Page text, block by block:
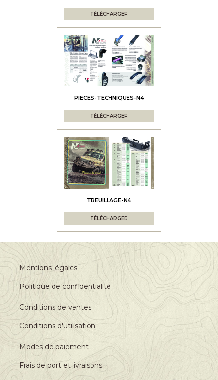
TÉLÉCHARGER
PIECES-TECHNIQUES-N4
TÉLÉCHARGER
TREUILLAGE-N4
TÉLÉCHARGER
Mentions légales
Politique de confidentialité
Conditions de ventes
Conditions d'utilisation
Modes de paiement
Frais de port et livraisons